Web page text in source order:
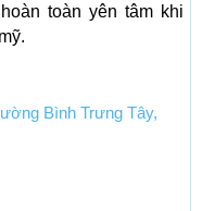
toàn yên tâm khi
Bình Trưng Tây,